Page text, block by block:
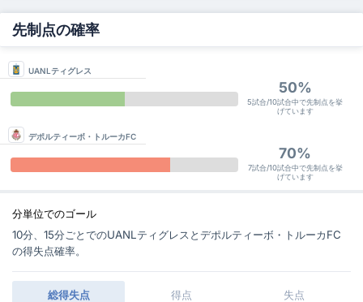
先制点の確率
UANLティグレス
50%
5試合/10試合中で先制点を挙
げています
デポルティーボ・トルーカFC
70%
7試合/10試合中で先制点を挙
げています
分単位でのゴール
10分、15分ごとでのUANLティグレスとデポルティーボ・トルーカFC
の得失点確率。
総得失点 得点 失点